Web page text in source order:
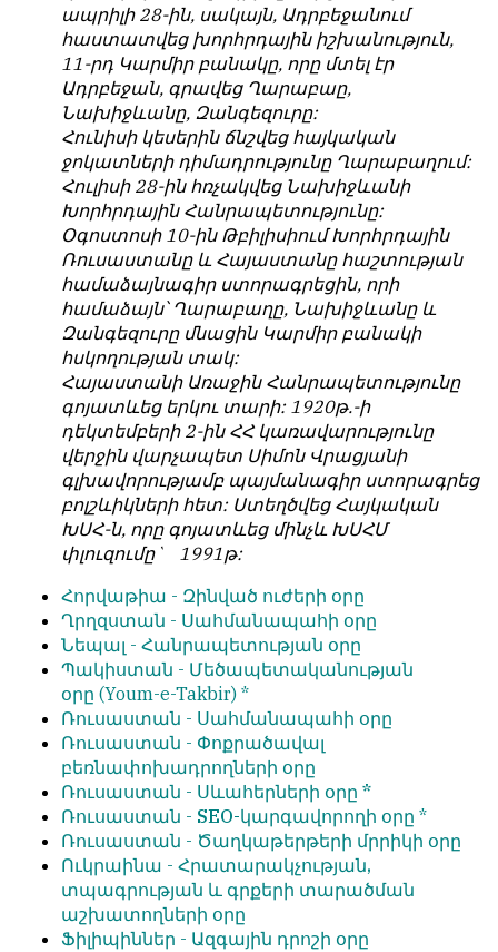
ապրիլի 28-ին, սակայն, Ադրբեջանում
հաստատվեց խորհրդային իշխանություն,
11-րդ Կարմիր բանակը, որը մտել էր
Ադրբեջան, գրավեց Ղարաբաը,
Նախիջևանը, Զանգեզուրը:
Հունիսի կեսերին ճնշվեց հայկական
ջոկատների դիմադրությունը Ղարաբաղում:
Հուլիսի 28-ին հռչակվեց Նախիջևանի
Խորհրդային Հանրապետությունը:
Օգոստոսի 10-ին Թբիլիսիում Խորհրդային
Ռուսաստանը և Հայաստանը հաշտության
համաձայնագիր ստորագրեցին, որի
համաձայն՝ Ղարաբաղը, Նախիջևանը և
Զանգեզուրը մնացին Կարմիր բանակի
հսկողության տակ:
Հայաստանի Առաջին Հանրապետությունը
գոյատևեց երկու տարի: 1920թ.-ի
դեկտեմբերի 2-ին ՀՀ կառավարությունը
վերջին վարչապետ Սիմոն Վրացյանի
գլխավորությամբ պայմանագիր ստորագրեց
բոլշևիկների հետ: Ստեղծվեց Հայկական
ԽՍՀ-ն, որը գոյատևեց մինչև ԽՍՀՄ
փլուզումը` 1991թ:
Հորվաթիա - Զինված ուժերի օրը
Ղրղզստան - Սահմանապահի օրը
Նեպալ - Հանրապետության օրը
Պակիստան - Մեծապետականության
օրը (Youm-e-Takbir) *
Ռուսաստան - Սահմանապահի օրը
Ռուսաստան - Փոքրածավալ
բեռնափոխադրողների օրը
Ռուսաստան - Սևահերների օրը *
Ռուսաստան - SEO-կարգավորողի օրը *
Ռուսաստան - Ծաղկաթերթերի մրրիկի օրը
Ուկրաինա - Հրատարակչության,
տպագրության և գրքերի տարածման
աշխատողների օրը
Ֆիլիպիններ - Ազգային դրոշի օրը